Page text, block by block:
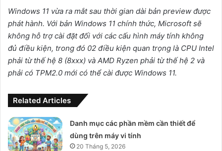
Windows 11 vừa ra mắt sau thời gian dài bản preview được
phát hành. Với bản Windows 11 chính thức, Microsoft sẽ
không hỗ trợ cài đặt đối với các cấu hình máy tính không
đủ điều kiện, trong đó 02 điều kiện quan trọng là CPU Intel
phải từ thế hệ 8 (8xxx) và AMD Ryzen phải từ thế hệ 2 và
phải có TPM2.0 mới có thể cài được Windows 11.
Related Articles
Danh mục các phần mềm cần thiết để
dùng trên máy vi tính
20 Tháng 5, 2026